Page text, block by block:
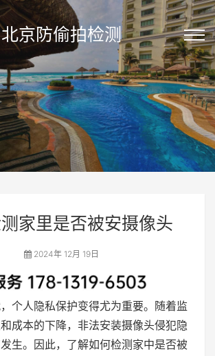
北京防偷拍检测
家里是否被安摄像头
2024年 12月 19日
个人隐私保护变得尤为重要。随着监
成本的下降，非法安装摄像头侵犯隐
生。因此，了解如何检测家中是否被